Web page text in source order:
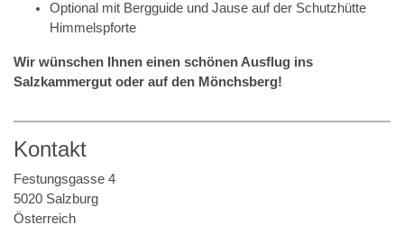
Optional mit Bergguide und Jause auf der Schutzhütte
Himmelspforte
Wir wünschen Ihnen einen schönen Ausflug ins
Salzkammergut oder auf den Mönchsberg!
Kontakt
Festungsgasse 4
5020 Salzburg
Österreich